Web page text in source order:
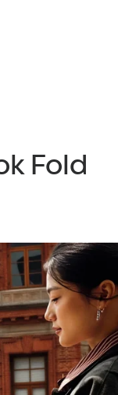
Fold